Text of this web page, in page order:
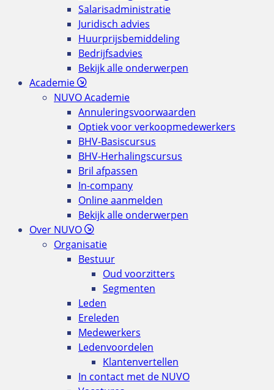
Salarisadministratie
Juridisch advies
Huurprijsbemiddeling
Bedrijfsadvies
Bekijk alle onderwerpen
Academie
NUVO Academie
Annuleringsvoorwaarden
Optiek voor verkoopmedewerkers
BHV-Basiscursus
BHV-Herhalingscursus
Bril afpassen
In-company
Online aanmelden
Bekijk alle onderwerpen
Over NUVO
Organisatie
Bestuur
Oud voorzitters
Segmenten
Leden
Ereleden
Medewerkers
Ledenvoordelen
Klantenvertellen
In contact met de NUVO